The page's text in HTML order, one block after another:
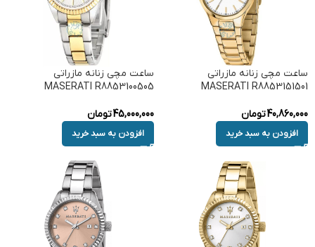
ساعت مچی زنانه مازراتی
MASERATI R8853151501
40,860,000تومان
افزودن به سبد خرید
ساعت مچی زنانه مازراتی
MASERATI R8853100505
45,000,000تومان
افزودن به سبد خرید